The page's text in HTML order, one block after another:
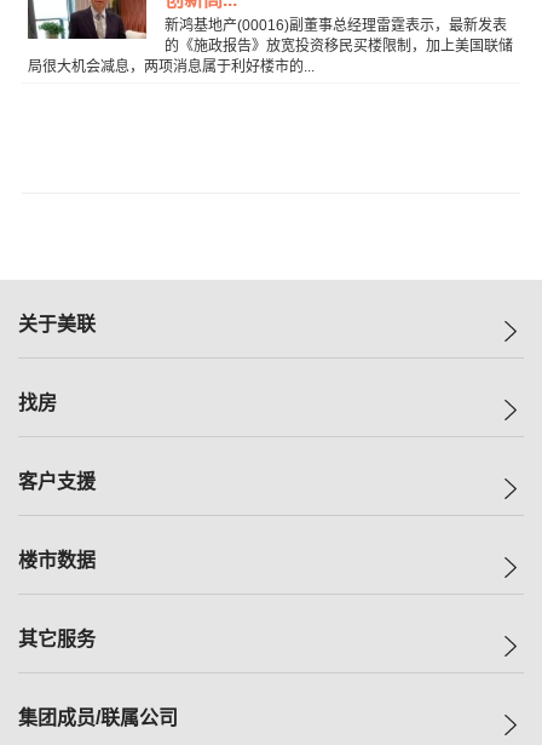
新鸿基地产(00016)副董事总经理雷霆表示，最新发表
的《施政报告》放宽投资移民买楼限制，加上美国联储
局很大机会减息，两项消息属于利好楼市的...
关于美联
美联集团
人才招募
找房
一手新房
减价
美联豪宅
独家楼盘
租房
客户支援
自助放盘
查询热线
按揭计算机
楼市数据
指数
历史成交
其它服务
小区专页
集团成员/联属公司